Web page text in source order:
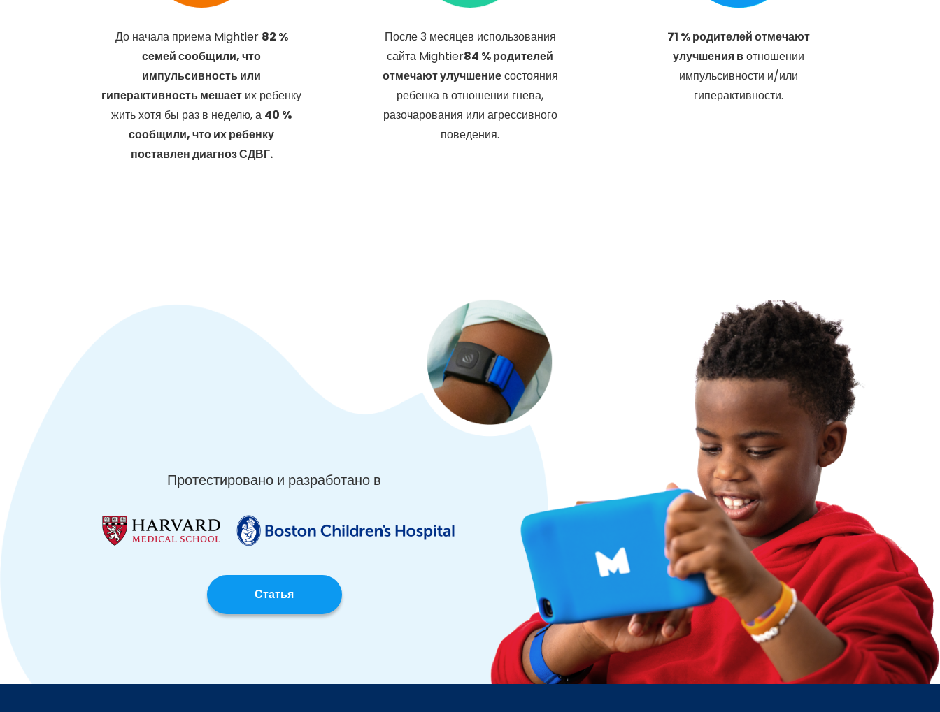
До начала приема Mightier 82 %
семей сообщили, что
импульсивность или
гиперактивность мешает их ребенку
жить хотя бы раз в неделю, а 40 %
сообщили, что их ребенку
поставлен диагноз СДВГ.
После 3 месяцев использования
сайта Mightier84 % родителей
отмечают улучшениесостояния
ребенка в отношении гнева,
разочарования или агрессивного
поведения.
71 % родителей отмечают
улучшения вотношении
импульсивности и/или
гиперактивности.
Протестировано и разработано в
Статья